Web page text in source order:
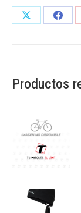
Share
Share
Productos